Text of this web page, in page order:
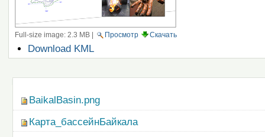
Full-size image: 2.3 MB| Просмотр Скачать
Операции
с
Download KML
BaikalBasin.png
Карта_бассейнБайкала